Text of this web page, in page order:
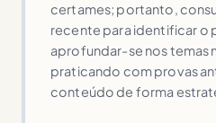
certames; portanto,
recente para identificar o
aprofundar-se nos temas
praticando com provas
conteúdo de forma